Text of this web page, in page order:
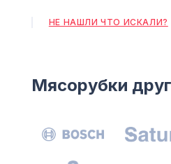
НЕ НАШЛИ ЧТО ИСКАЛИ?
Мясорубки